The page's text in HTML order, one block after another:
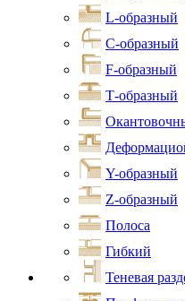
L-образный
С-образный
F-образный
Т-образный
Y-образный
Z-образный
Полоса
Гибкий
Теневая